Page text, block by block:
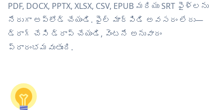
PDF, DOCX, PPTX, XLSX, CSV, EPUB మరియు SRT ఫైళ్లను
నేరుగా అప్‌లోడ్ చేయండి. ఫైల్ మార్పిడి అవసరం లేదు—
డ్రాగ్ చేసి డ్రాప్ చేయండి, వెంటనే అనువాదం
ప్రారంభమవుతుంది.